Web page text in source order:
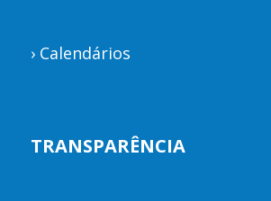
› Calendários
TRANSPARÊNCIA